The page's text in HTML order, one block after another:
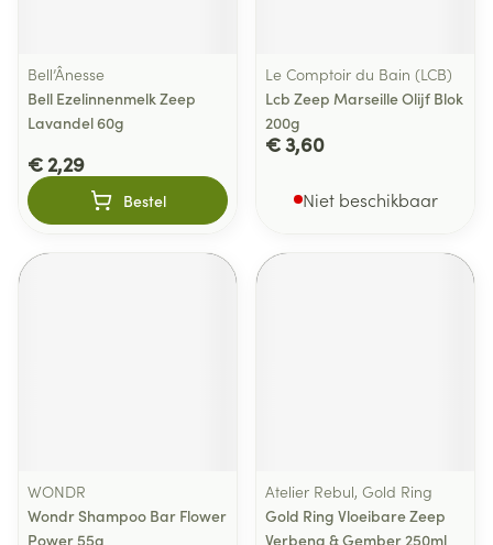
Bell’Ânesse
Bell Ezelinnenmelk Zeep
Lavandel 60g
€ 2,29
Bestel
Le Comptoir du Bain (LCB)
Lcb Zeep Marseille Olijf Blok
200g
€ 3,60
Niet beschikbaar
WONDR
Wondr Shampoo Bar Flower
Power 55g
Atelier Rebul, Gold Ring
Gold Ring Vloeibare Zeep
Verbena & Gember 250ml